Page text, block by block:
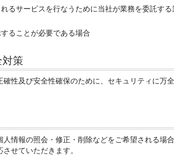
るサービスを行なうために当社が業務を委託す
ることが必要である場合
策
確性及び安全性確保のために、セキュリティに万
人情報の照会・修正・削除などをご希望される場
せていただきます。